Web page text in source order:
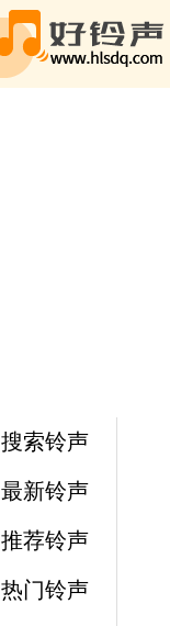
搜索铃声
最新铃声
推荐铃声
热门铃声